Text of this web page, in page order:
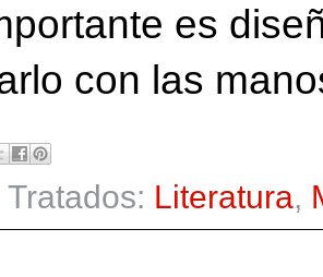
es
con las
Tratados: Literatura,